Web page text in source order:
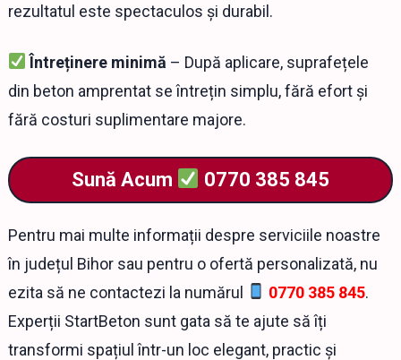
rezultatul este spectaculos și durabil.
Întreținere minimă – După aplicare, suprafețele
din beton amprentat se întrețin simplu, fără efort și
fără costuri suplimentare majore.
Sună Acum 0770 385 845
Pentru mai multe informații despre serviciile noastre
în județul Bihor sau pentru o ofertă personalizată, nu
ezita să ne contactezi la numărul
0770 385 845.
Experții StartBeton sunt gata să te ajute să îți
transformi spațiul într-un loc elegant, practic și